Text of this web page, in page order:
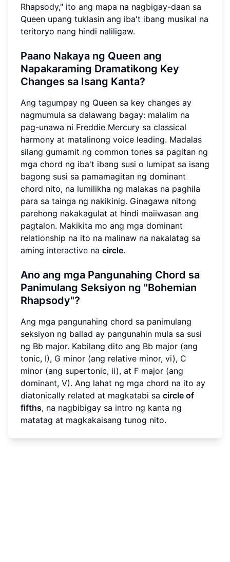
Rhapsody," ito ang mapa na nagbigay-daan sa
Queen upang tuklasin ang iba't ibang musikal na
teritoryo nang hindi naliligaw.
Paano Nakaya ng Queen ang
Napakaraming Dramatikong Key
Changes sa Isang Kanta?
Ang tagumpay ng Queen sa key changes ay
nagmumula sa dalawang bagay: malalim na
pag-unawa ni Freddie Mercury sa classical
harmony at matalinong voice leading. Madalas
silang gumamit ng common tones sa pagitan ng
mga chord ng iba't ibang susi o lumipat sa isang
bagong susi sa pamamagitan ng dominant
chord nito, na lumilikha ng malakas na paghila
para sa tainga ng nakikinig. Ginagawa nitong
parehong nakakagulat at hindi maiiwasan ang
pagtalon. Makikita mo ang mga dominant
relationship na ito na malinaw na nakalatag sa
aming interactive na circle.
Ano ang mga Pangunahing Chord sa
Panimulang Seksiyon ng "Bohemian
Rhapsody"?
Ang mga pangunahing chord sa panimulang
seksiyon ng ballad ay pangunahin mula sa susi
ng Bb major. Kabilang dito ang Bb major (ang
tonic, I), G minor (ang relative minor, vi), C
minor (ang supertonic, ii), at F major (ang
dominant, V). Ang lahat ng mga chord na ito ay
diatonically related at magkatabi sa circle of
fifths, na nagbibigay sa intro ng kanta ng
matatag at magkakaisang tunog nito.